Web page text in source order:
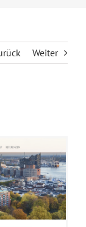
Weiter